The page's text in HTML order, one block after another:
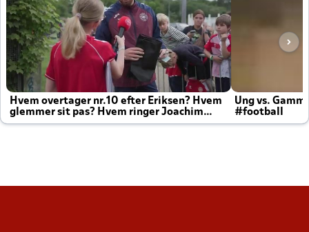
Hvem overtager nr.10 efter Eriksen? Hvem
glemmer sit pas? Hvem ringer Joachim
altid til efter kampe?
Ung vs.
#football